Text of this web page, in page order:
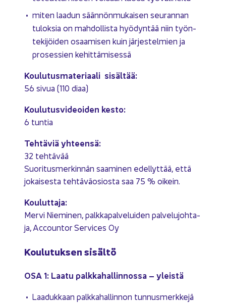
miten laa­dun sään­nön­mu­kai­sen seu­ran­nan
tu­lok­sia on mah­dol­lis­ta hyö­dyn­tää niin työn­
te­ki­jöi­den osaa­mi­sen kuin jär­jes­tel­mien ja
pro­ses­sien ke­hit­tä­mi­ses­sä
Kou­lu­tus­ma­te­ri­aa­li si­säl­tää:
56 sivua (110 diaa)
Kou­lu­tus­vi­deoi­den kesto:
6 tun­tia
Teh­tä­viä yh­teen­sä:
32 teh­tä­vää
Suo­ri­tus­mer­kin­nän saa­mi­nen edel­lyt­tää, että
jo­kai­ses­ta teh­tä­vä­osios­ta saa 75 % oi­kein.
Kou­lut­ta­ja:
Mervi Nie­mi­nen, palk­ka­pal­ve­lui­den pal­ve­lu­joh­ta­
ja, Accoun­tor Ser­vices Oy
Kou­lu­tuk­sen si­säl­tö
OSA 1: Laatu palk­ka­hal­lin­nos­sa – yleis­tä
Laa­duk­kaan palk­ka­hal­lin­non tun­nus­merk­ke­jä